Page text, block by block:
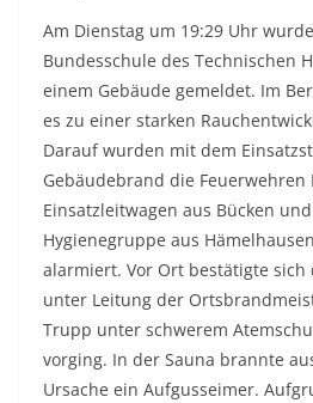
Am Dienstag um 19:29 Uhr
Bundesschule des Technischen
einem Gebäude gemeldet. Im
es zu einer starken
Darauf wurden mit dem
Gebäudebrand die Feuerwehren
Einsatzleitwagen aus Bücken
Hygienegruppe aus
alarmiert. Vor Ort bestätigte sich
unter Leitung der
Trupp unter schwerem
vorging. In der Sauna brannte
Ursache ein Aufgusseimer.